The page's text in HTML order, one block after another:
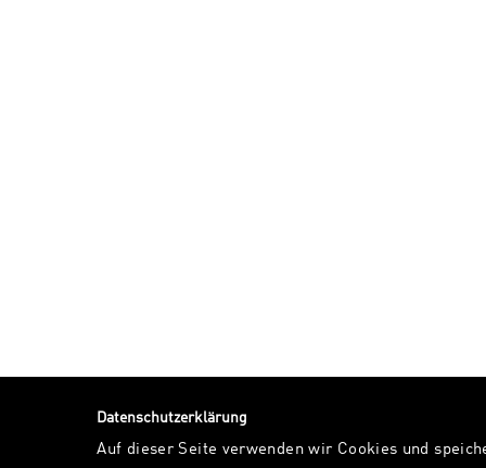
Datenschutzerklärung
Auf dieser Seite verwenden wir Cookies und